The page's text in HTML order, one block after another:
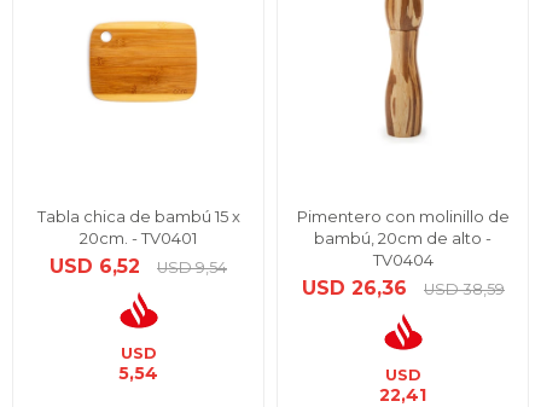
Tabla chica de bambú 15 x
20cm. - TV0401
USD 6,52 USD 9,54
USD
5,54
Pimentero con molinillo de
bambú, 20cm de alto -
TV0404
USD 26,36 USD 38,59
USD
22,41